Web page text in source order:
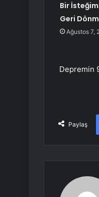
Bir
Geri
Ağustos 7,
Depremin
Paylaş